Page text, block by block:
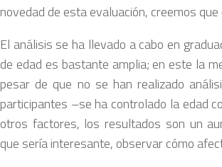
novedad de esta evaluación, creemos
El análisis se ha llevado a cabo en
de edad es bastante amplia; en este la
pesar de que no se han realizado
participantes –se ha controlado la edad
otros factores, los resultados son un
que sería interesante, observar cómo